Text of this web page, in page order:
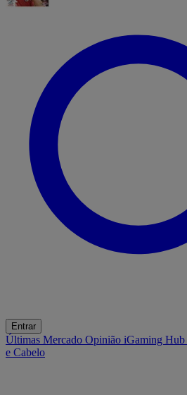
Entrar
Últimas Mercado Opinião iGaming Hub
e Cabelo